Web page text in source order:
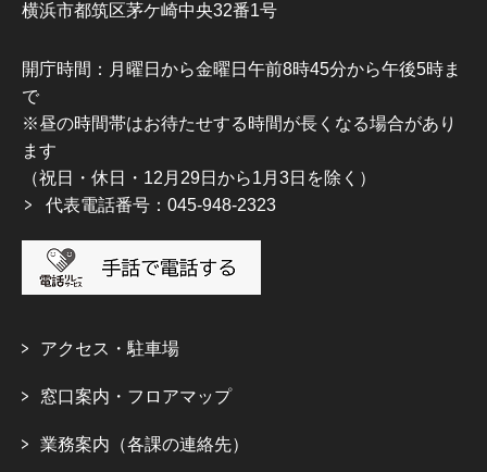
横浜市都筑区茅ケ崎中央32番1号
開庁時間：月曜日から金曜日午前8時45分から午後5時ま
で
※昼の時間帯はお待たせする時間が長くなる場合があり
ます
（祝日・休日・12月29日から1月3日を除く）
代表電話番号：045-948-2323
アクセス・駐車場
窓口案内・フロアマップ
業務案内（各課の連絡先）